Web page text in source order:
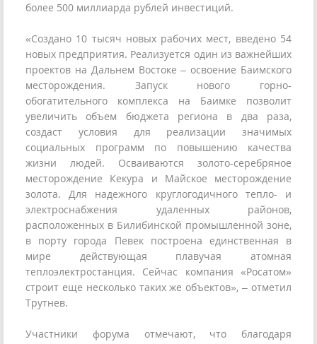
более 500 миллиарда рублей инвестиций.
«Создано 10 тысяч новых рабочих мест, введено 54
новых предприятия. Реализуется один из важнейших
проектов на Дальнем Востоке – освоение Баимского
месторождения. Запуск нового горно-
обогатительного комплекса на Баимке позволит
увеличить объем бюджета региона в два раза,
создаст условия для реализации значимых
социальных программ по повышению качества
жизни людей. Осваиваются золото-серебряное
месторождение Кекура и Майское месторождение
золота. Для надежного круглогодичного тепло- и
электроснабжения удаленных районов,
расположенных в Билибинской промышленной зоне,
в порту города Певек построена единственная в
мире действующая плавучая атомная
теплоэлектростанция. Сейчас компания «Росатом»
строит еще несколько таких же объектов», – отметил
Трутнев.
Участники форума отмечают, что благодаря